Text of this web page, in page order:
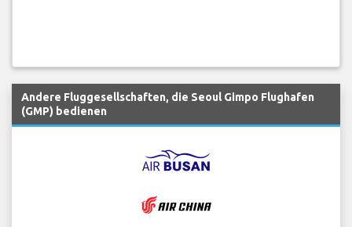
Andere Fluggesellschaften, die Seoul Gimpo Flughafen
(GMP) bedienen